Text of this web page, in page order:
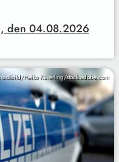
den 04.08.2026
Heiko Küverling/stock.adobe.com